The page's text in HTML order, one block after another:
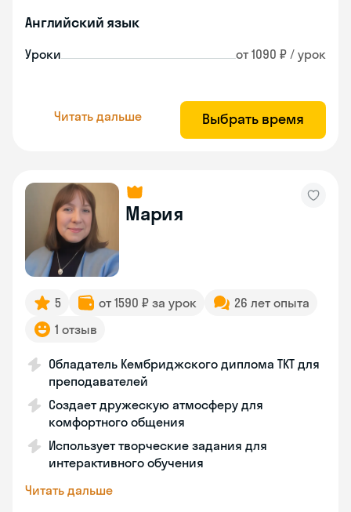
Английский язык
Уроки от 1090 ₽ / урок
Читать дальше Выбрать время
Мария
5 от 1590 ₽ за урок
26 лет опыта
1 отзыв
Обладатель Кембриджского диплома ТКТ для
преподавателей
Создает дружескую атмосферу для
комфортного общения
Использует творческие задания для
интерактивного обучения
Читать дальше